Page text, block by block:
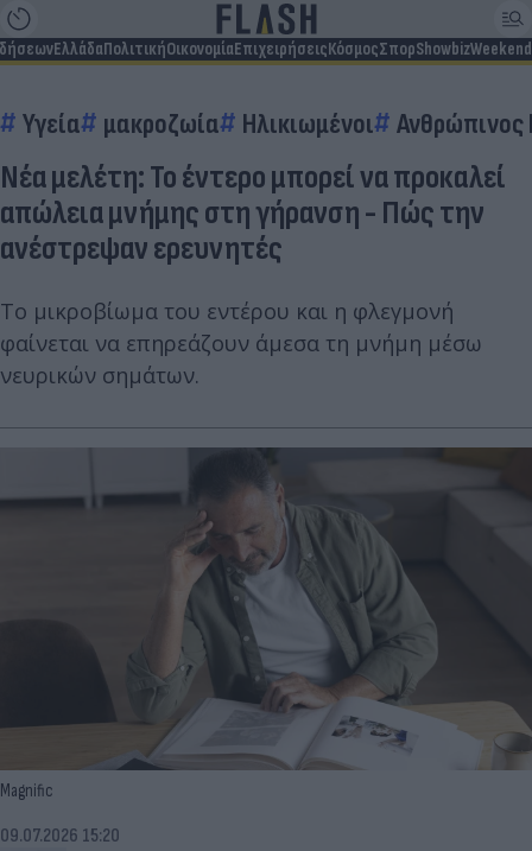
ΕλλάδαΠολιτικήΟικονομίαΕπιχειρήσειςΚόσμοςΣπορShowbizWeekend
Υγεία μακροζωία Ηλικιωμένοι
Νέα μελέτη: Το έντερο μπορεί να προκαλεί
απώλεια μνήμης στη γήρανση - Πώς την
ανέστρεψαν ερευνητές
Το μικροβίωμα του εντέρου και η φλεγμονή
φαίνεται να επηρεάζουν άμεσα τη μνήμη μέσω
νευρικών σημάτων.
Magnific
09.07.2026 15:20